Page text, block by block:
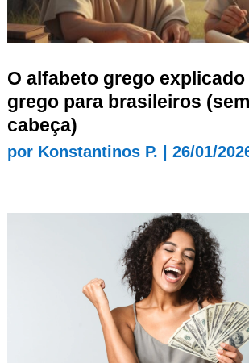
O alfabeto grego
grego para brasileiros
cabeça)
por Konstantinos P. 26/01/